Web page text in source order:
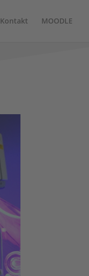
Kontakt MOODLE